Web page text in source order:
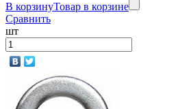
В корзинуТовар в корзине
Сравнить
шт